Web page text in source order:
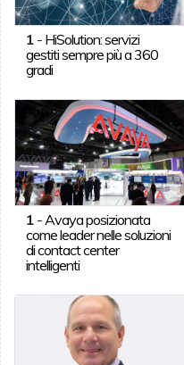
1- HiSolution: servizi
gestiti sempre più a 360
gradi
1- Avaya posizionata
come leader nelle soluzioni
di contact center
intelligenti